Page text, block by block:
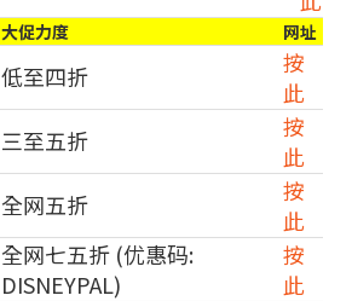
大促力度 网址
低至四折
按
此
三至五折
按
此
全网五折
按
此
全网七五折 (优惠码:
DISNEYPAL)
按
此